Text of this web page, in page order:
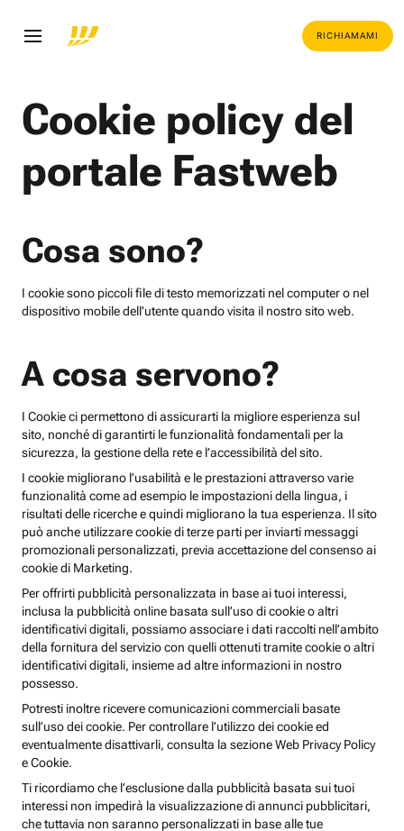
RICHIAMAMI
Cookie policy del
portale Fastweb
Cosa sono?
I cookie sono piccoli file di testo memorizzati nel computer o nel
dispositivo mobile dell'utente quando visita il nostro sito web.
A cosa servono?
I Cookie ci permettono di assicurarti la migliore esperienza sul
sito, nonché di garantirti le funzionalità fondamentali per la
sicurezza, la gestione della rete e l’accessibilità del sito.
I cookie migliorano l’usabilità e le prestazioni attraverso varie
funzionalità come ad esempio le impostazioni della lingua, i
risultati delle ricerche e quindi migliorano la tua esperienza. Il sito
può anche utilizzare cookie di terze parti per inviarti messaggi
promozionali personalizzati, previa accettazione del consenso ai
cookie di Marketing.
Per offrirti pubblicità personalizzata in base ai tuoi interessi,
inclusa la pubblicità online basata sull’uso di cookie o altri
identificativi digitali, possiamo associare i dati raccolti nell’ambito
della fornitura del servizio con quelli ottenuti tramite cookie o altri
identificativi digitali, insieme ad altre informazioni in nostro
possesso.
Potresti inoltre ricevere comunicazioni commerciali basate
sull’uso dei cookie. Per controllare l’utilizzo dei cookie ed
eventualmente disattivarli, consulta la sezione Web Privacy Policy
e Cookie.
Ti ricordiamo che l’esclusione dalla pubblicità basata sui tuoi
interessi non impedirà la visualizzazione di annunci pubblicitari,
che tuttavia non saranno personalizzati in base alle tue